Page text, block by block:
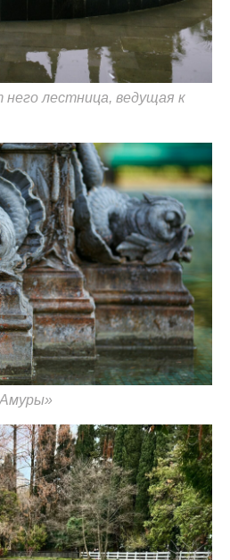
лестница, ведущая к